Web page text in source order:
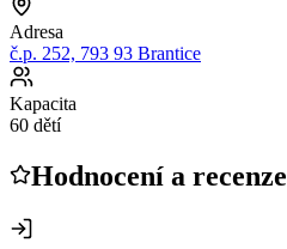
Adresa
č.p. 252, 793 93 Brantice
Kapacita
60 dětí
Hodnocení a recenze